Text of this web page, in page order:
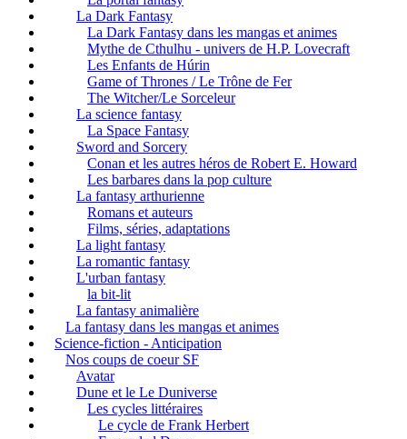
La Dark Fantasy
La Dark Fantasy dans les mangas et animes
Mythe de Cthulhu - univers de H.P. Lovecraft
Les Enfants de Húrin
Game of Thrones / Le Trône de Fer
The Witcher/Le Sorceleur
La science fantasy
La Space Fantasy
Sword and Sorcery
Conan et les autres héros de Robert E. Howard
Les barbares dans la pop culture
La fantasy arthurienne
Romans et auteurs
Films, séries, adaptations
La light fantasy
La romantic fantasy
L'urban fantasy
la bit-lit
La fantasy animalière
La fantasy dans les mangas et animes
Science-fiction - Anticipation
Nos coups de coeur SF
Avatar
Dune et le Le Duniverse
Les cycles littéraires
Le cycle de Frank Herbert